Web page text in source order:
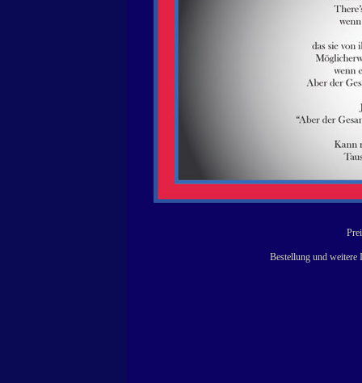
Bestellung und weitere